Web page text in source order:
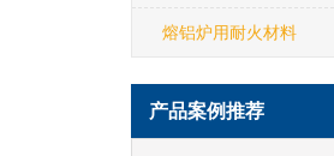
熔铝炉用耐火材料
产品案例推荐